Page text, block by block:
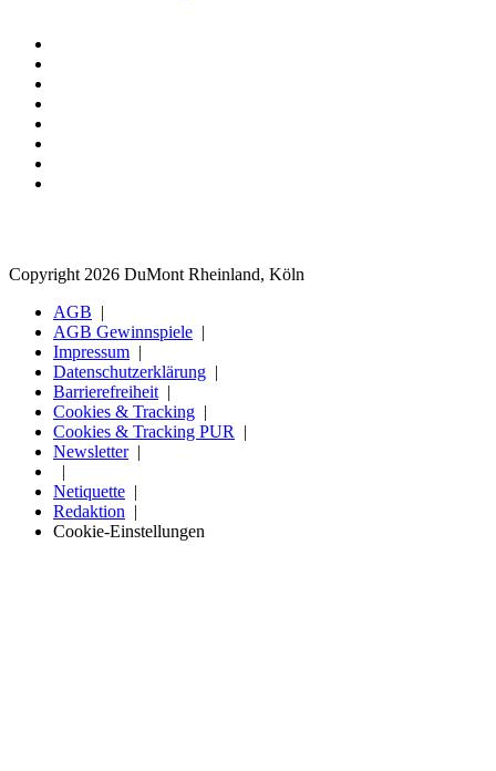
Copyright 2026 DuMont Rheinland, Köln
AGB
AGB Gewinnspiele
Impressum
Datenschutzerklärung
Barrierefreiheit
Cookies & Tracking
Cookies & Tracking PUR
Newsletter
Netiquette
Redaktion
Cookie-Einstellungen